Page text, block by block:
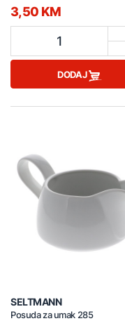
3,50 KM
1
DODAJ
SELTMANN
Posuda za umak 285